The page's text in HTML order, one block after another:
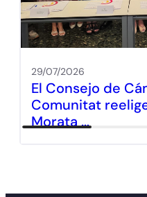
29/07/2026
El Consejo de
Comunitat
Morata …